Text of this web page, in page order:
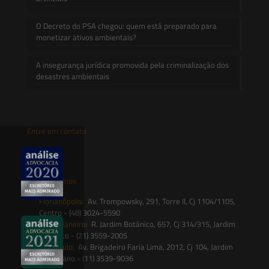
O Decreto do PSA chegou: quem está preparado para
monetizar ativos ambientais?
A insegurança jurídica promovida pela criminalização dos
desastres ambientais
Entre em contato
contato@saesadvogados.com.br
Onde estamos
Florianópolis: Av. Trompowsky, 291, Torre II, Cj 1104/1105,
Centro - (48) 3024-5590
Rio de Janeiro: R. Jardim Botânico, 657, Cj 314/315, Jardim
Botânico - (21) 3559-2005
São Paulo: Av. Brigadeiro Faria Lima, 2012, Cj 104, Jardim
Paulistano - (11) 3539-9036